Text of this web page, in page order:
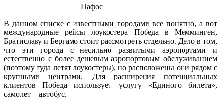
Пафос
В данном списке с известными городами все понятно, а вот
международные рейсы лоукостера Победа в Мемминген,
Братиславу и Бергамо стоит рассмотреть отдельно. Дело в том,
что эти города с несильно развитыми аэропортами и
естественно с более дешевым аэропортовым обслуживанием
(поэтому туда летят лоукостеры), но расположены они рядом с
крупными центрами. Для расширения потенциальных
клиентов Победа использует услугу «Единого билета»,
самолет + автобус.